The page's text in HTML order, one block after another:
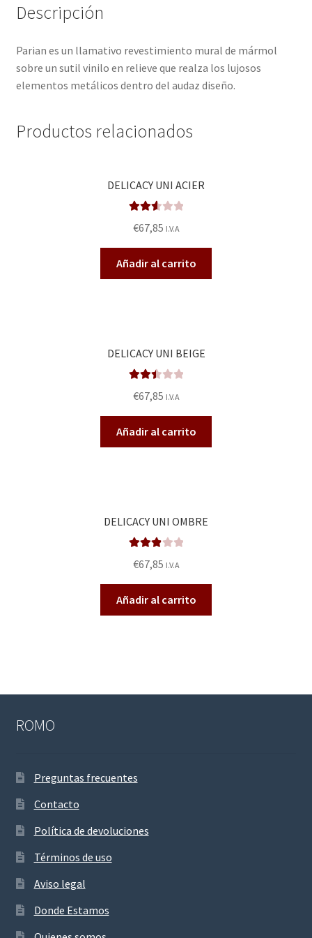
Términos de uso
Descripción
Parian es un llamativo revestimiento mural de mármol
sobre un sutil vinilo en relieve que realza los lujosos
elementos metálicos dentro del audaz diseño.
Productos relacionados
DELICACY UNI ACIER
do en
2.66
de 5
€67,85 I.V.A
Añadir al carrito
DELICACY UNI BEIGE
do en
2.50
de 5
€67,85 I.V.A
Añadir al carrito
DELICACY UNI OMBRE
o en
2.92de
5
€67,85 I.V.A
Añadir al carrito
ROMO
Preguntas frecuentes
Contacto
Política de devoluciones
Términos de uso
Aviso legal
Donde Estamos